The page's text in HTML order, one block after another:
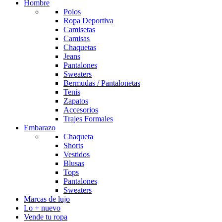
Hombre
Polos
Ropa Deportiva
Camisetas
Camisas
Chaquetas
Jeans
Pantalones
Sweaters
Bermudas / Pantalonetas
Tenis
Zapatos
Accesorios
Trajes Formales
Embarazo
Chaqueta
Shorts
Vestidos
Blusas
Tops
Pantalones
Sweaters
Marcas de lujo
Lo + nuevo
Vende tu ropa